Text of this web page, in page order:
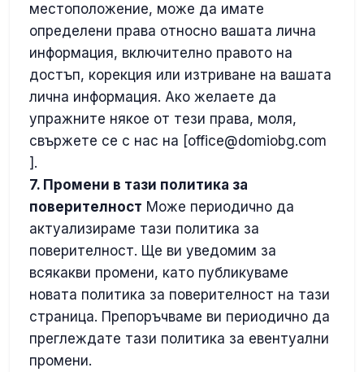
местоположение, може да имате
определени права относно вашата лична
информация, включително правото на
достъп, корекция или изтриване на вашата
лична информация. Ако желаете да
упражните някое от тези права, моля,
свържете се с нас на [office@domiobg.com
].
7. Промени в тази политика за
поверителност Може периодично да
актуализираме тази политика за
поверителност. Ще ви уведомим за
всякакви промени, като публикуваме
новата политика за поверителност на тази
страница. Препоръчваме ви периодично да
преглеждате тази политика за евентуални
промени.